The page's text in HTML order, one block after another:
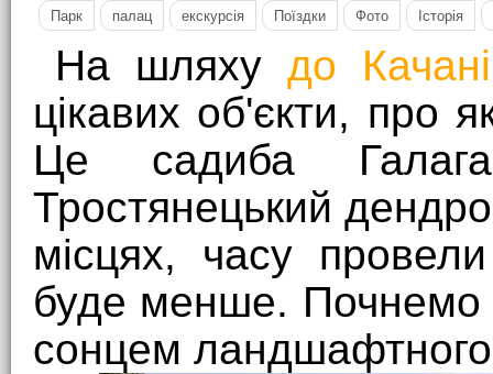
Парк
палац екскурсія Поїздки Фото Історія
На шляхудо
цікавих об'єкти, про
Це садиба
Тростянецький
місцях, часу
буде менше. Почнемо
сонцем